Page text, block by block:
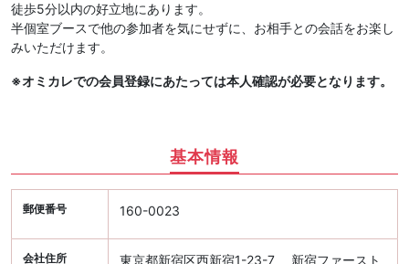
徒歩5分以内の好立地にあります。
半個室ブースで他の参加者を気にせずに、お相手との会話をお楽し
みいただけます。
※オミカレでの会員登録にあたっては本人確認が必要となります。
基本情報
郵便番号 160-0023
会社住所
東京都新宿区西新宿1-23-7 新宿ファースト